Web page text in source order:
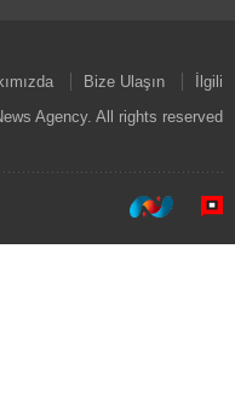
Bize Ulaşın
İlgili
Agency. All rights reserved